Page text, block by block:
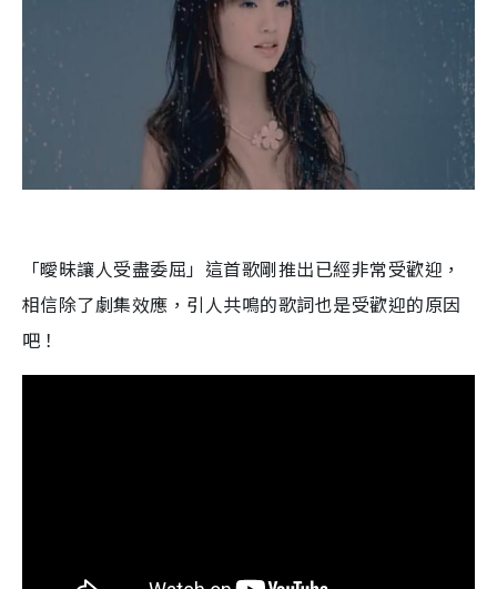
「曖昧讓人受盡委屈」這首歌剛推出已經非常受歡迎，
相信除了劇集效應，引人共鳴的歌詞也是受歡迎的原因
吧！